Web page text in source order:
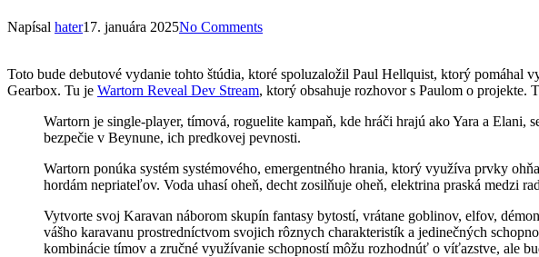
Napísal hater17. januára 2025No Comments
Toto bude debutové vydanie tohto štúdia, ktoré spoluzaložil Paul Hellquist, ktorý pomáhal
Gearbox. Tu je Wartorn Reveal Dev Stream, ktorý obsahuje rozhovor s Paulom o projekte.
Wartorn je single-player, tímová, roguelite kampaň, kde hráči hrajú ako Yara a
bezpečie v Beynune, ich predkovej pevnosti.
Wartorn ponúka systém systémového, emergentného hrania, ktorý využíva prvky
hordám nepriateľov. Voda uhasí oheň, decht zosilňuje oheň, elektrina praská medzi
Vytvorte svoj Karavan náborom skupín fantasy bytostí, vrátane goblinov, elfov,
vášho karavanu prostredníctvom svojich rôznych charakteristík a jedinečných
kombinácie tímov a zručné využívanie schopností môžu rozhodnúť o víťazstve, ale